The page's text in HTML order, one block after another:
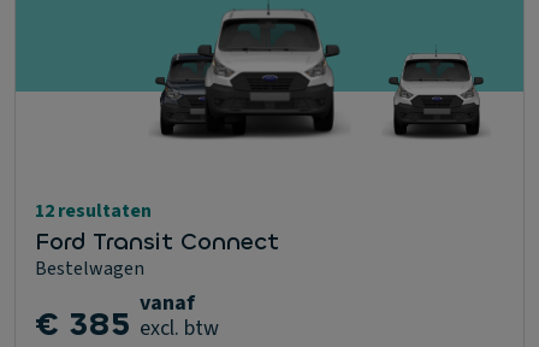
12 resultaten
Ford Transit Connect
Bestelwagen
€ 385 vanaf
excl. btw